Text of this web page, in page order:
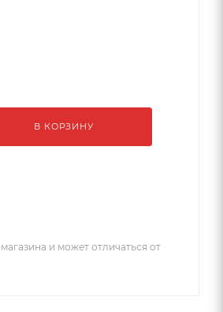
В КОРЗИНУ
и может отличаться от